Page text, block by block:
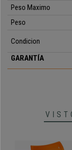
• Practicidad a
• Asiento y
•
negro
• Ergonómica y
Peso Maximo
Peso
Condicion
GARANTÍA